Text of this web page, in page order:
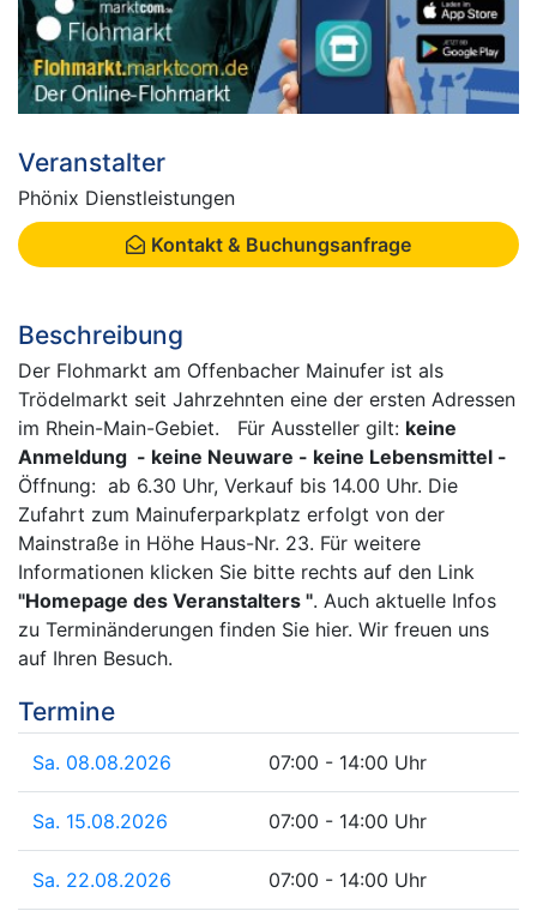
Veranstalter
Phönix Dienstleistungen
Kontakt & Buchungsanfrage
Beschreibung
Der Flohmarkt am Offenbacher Mainufer ist als
Trödelmarkt seit Jahrzehnten eine der ersten Adressen
im Rhein-Main-Gebiet. Für Aussteller gilt: keine
Anmeldung - keine Neuware - keine Lebensmittel -
Öffnung: ab 6.30 Uhr, Verkauf bis 14.00 Uhr. Die
Zufahrt zum Mainuferparkplatz erfolgt von der
Mainstraße in Höhe Haus-Nr. 23. Für weitere
Informationen klicken Sie bitte rechts auf den Link
"Homepage des Veranstalters ". Auch aktuelle Infos
zu Terminänderungen finden Sie hier. Wir freuen uns
auf Ihren Besuch.
Termine
Sa. 08.08.2026 07:00 - 14:00 Uhr
Sa. 15.08.2026 07:00 - 14:00 Uhr
Sa. 22.08.2026 07:00 - 14:00 Uhr